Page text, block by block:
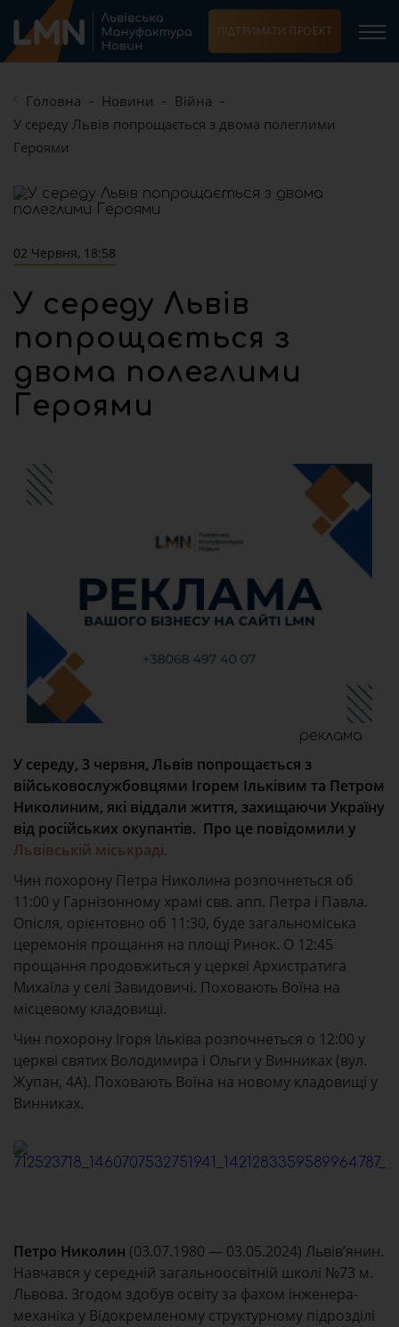
ПІДТРИМАТИ ПРОЕКТ
Головна Новини
Війна
У середу Львів попрощається з двома полеглими
Героями
02 Червня, 18:58
У середу Львів
попрощається з
двома полеглими
Героями
реклама
У середу, 3 червня, Львів попрощається з
військовослужбовцями Ігорем Ільківим та Петром
Николиним, які віддали життя, захищаючи Україну
від російських окупантів. Про це повідомили у
Львівській міськраді.
Чин похорону Петра Николина розпочнеться об
11:00 у Гарнізонному храмі свв. апп. Петра і Павла.
Опісля, орієнтовно об 11:30, буде загальноміська
церемонія прощання на площі Ринок. О 12:45
прощання продовжиться у церкві Архистратига
Михаїла у селі Завидовичі. Поховають Воїна на
місцевому кладовищі.
Чин похорону Ігоря Ільківа розпочнеться о 12:00 у
церкві святих Володимира і Ольги у Винниках (вул.
Жупан, 4А). Поховають Воїна на новому кладовищі у
Винниках.
Петро Николин (03.07.1980 — 03.05.2024) Львів’янин.
Навчався у середній загальноосвітній школі №73 м.
Львова. Згодом здобув освіту за фахом інженера-
механіка у Відокремленому структурному підрозділі